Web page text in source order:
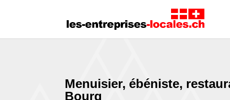
Menuisier, ébéniste,
Bourg